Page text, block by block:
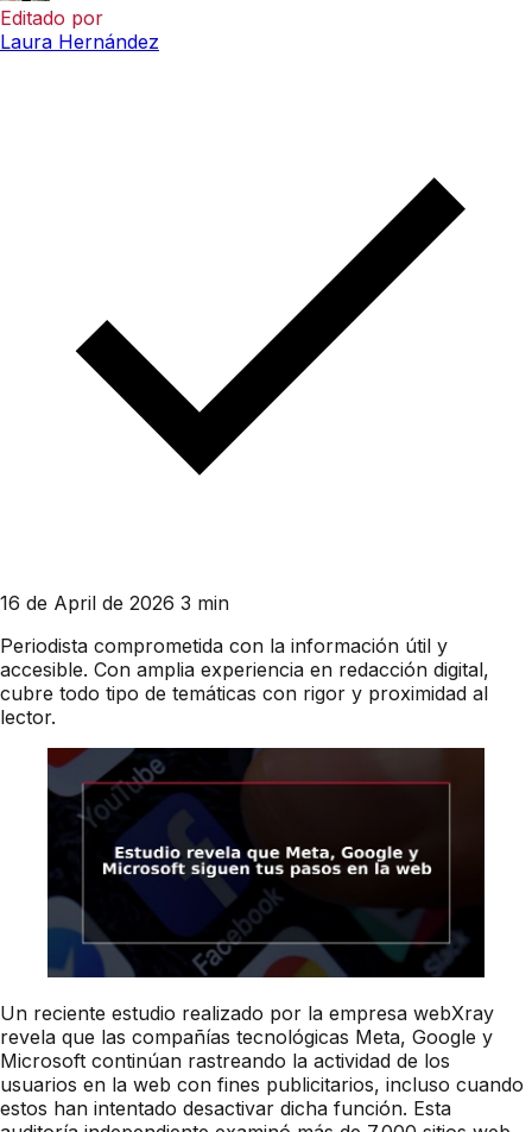
Editado por
Laura Hernández
16 de April de 2026 3 min
Periodista comprometida con la información útil y
accesible. Con amplia experiencia en redacción digital,
cubre todo tipo de temáticas con rigor y proximidad al
lector.
Un reciente estudio realizado por la empresa webXray
revela que las compañías tecnológicas Meta, Google y
Microsoft continúan rastreando la actividad de los
usuarios en la web con fines publicitarios, incluso cuando
estos han intentado desactivar dicha función. Esta